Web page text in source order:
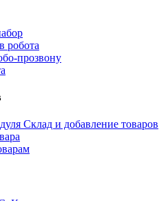
робота
прозвону
Склад и добавление товаров